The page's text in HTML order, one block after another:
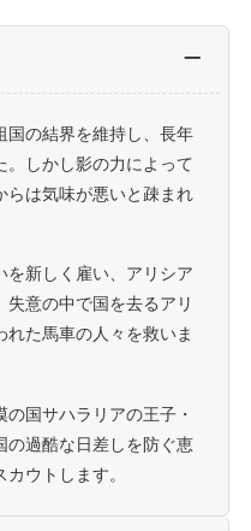
国の結界を維持し、長年
。しかし影の力によって
らは気味が悪いと疎まれ
を新しく雇い、アリシア
意の中で国を去るアリ
た馬車の人々を救いま
国サハラリアの王子・
の過酷な日差しを防ぐ恵
ウトします。